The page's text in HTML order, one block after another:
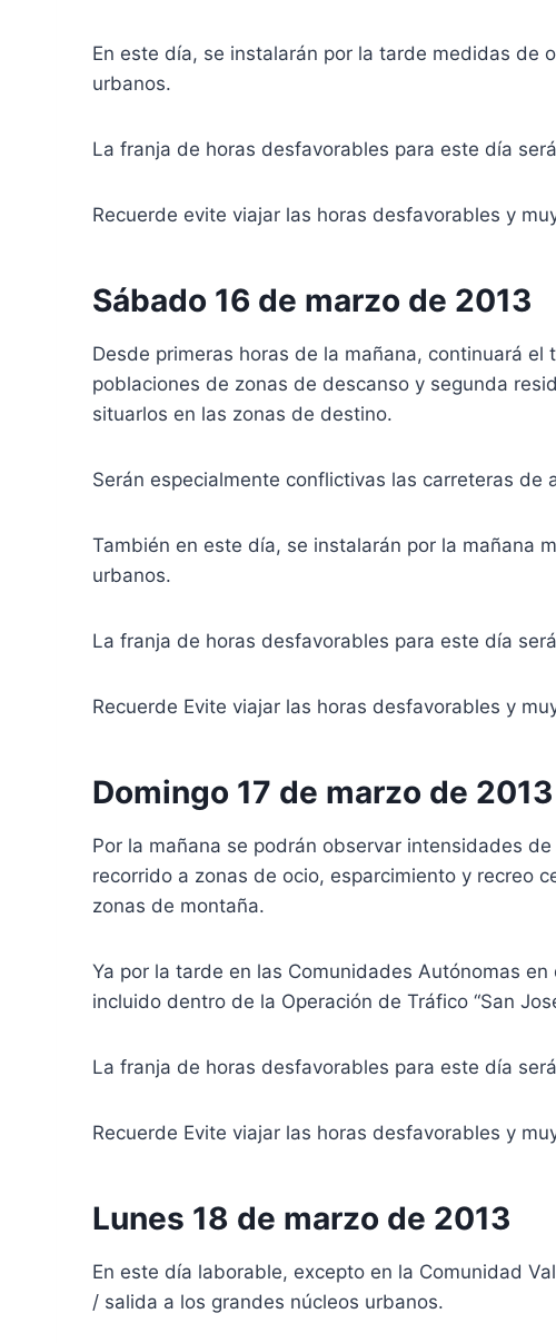
En este día, se instalarán por la tarde medidas de
urbanos.
La franja de horas desfavorables para este día
Recuerde evite viajar las horas desfavorables y
Sábado 16 de marzo de 2013
Desde primeras horas de la mañana, continuará
poblaciones de zonas de descanso y segunda
situarlos en las zonas de destino.
Serán especialmente conflictivas las carreteras de
También en este día, se instalarán por la mañana
urbanos.
La franja de horas desfavorables para este día
Recuerde Evite viajar las horas desfavorables y
Domingo 17 de marzo de 2013
Por la mañana se podrán observar intensidades
recorrido a zonas de ocio, esparcimiento y recreo
zonas de montaña.
Ya por la tarde en las Comunidades Autónomas
incluido dentro de la Operación de Tráfico “San
La franja de horas desfavorables para este día
Recuerde Evite viajar las horas desfavorables y
Lunes 18 de marzo de 2013
En este día laborable, excepto en la Comunidad
/ salida a los grandes núcleos urbanos.